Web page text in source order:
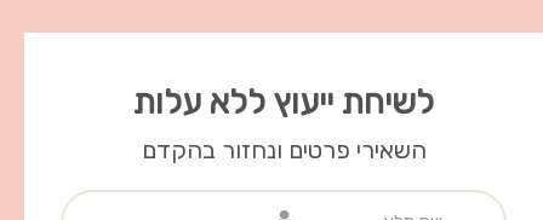
לשיחת ייעוץ ללא עלות
השאירי פרטים ונחזור בהקדם